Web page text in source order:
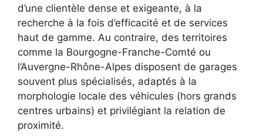
d’une clientèle dense et exigeante, à la
recherche à la fois d’efficacité et de services
haut de gamme. Au contraire, des territoires
comme la Bourgogne-Franche-Comté ou
l’Auvergne-Rhône-Alpes disposent de garages
souvent plus spécialisés, adaptés à la
morphologie locale des véhicules (hors grands
centres urbains) et privilégiant la relation de
proximité.